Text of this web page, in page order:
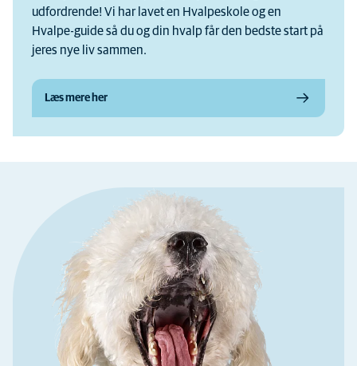
udfordrende! Vi har lavet en Hvalpeskole og en
Hvalpe-guide så du og din hvalp får den bedste start på
jeres nye liv sammen.
Læs mere her